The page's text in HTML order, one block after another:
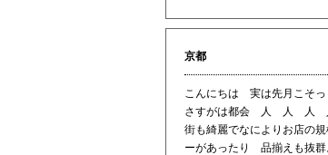
京都
こんにちは 実は先月こそっ
さすがは都会 人 人 人
街も綺麗でなによりお店の
ーがあったり 品揃えも抜群